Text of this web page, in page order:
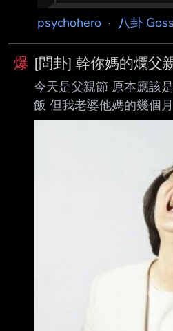
psychohero · 八卦
爆 [問卦] 幹你媽的爛父
今天是父親節 原本應該
飯 但我老婆他媽的幾個
期病情就急轉直下 一直
她罵 因為她疾病的關係
還自殘 幹你娘 原本以為
一點時間 沒想到換來的
照顧者卻無能為力 內心
到了臨界點 今天是父親
跟禮物 只有滿滿的無力
過史上最爛的父親節 幹